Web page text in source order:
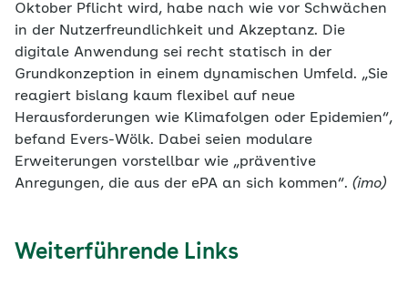
Oktober Pflicht wird, habe nach wie vor Schwächen
in der Nutzerfreundlichkeit und Akzeptanz. Die
digitale Anwendung sei recht statisch in der
Grundkonzeption in einem dynamischen Umfeld. „Sie
reagiert bislang kaum flexibel auf neue
Herausforderungen wie Klimafolgen oder Epidemien“,
befand Evers-Wölk. Dabei seien modulare
Erweiterungen vorstellbar wie „präventive
Anregungen, die aus der ePA an sich kommen“. (imo)
Weiterführende Links